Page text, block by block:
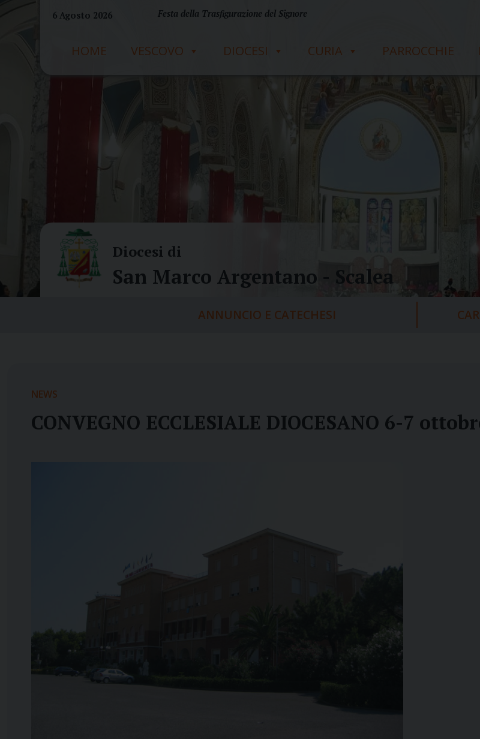
6 Agosto 2026 Festa della Trasfigurazione del Signore
HOME VESCOVO DIOCESI CURIA PARROCCHIE
Diocesi di
San Marco Argentano - Scalea
ANNUNCIO E CATECHESI
NEWS
CONVEGNO ECCLESIALE DIOCESANO 6-7